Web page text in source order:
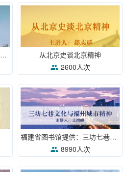
二十世纪上半叶北京文化人的生活
从北京史谈北京精神
2600人次
福建省图书馆提供：三坊七巷文化与福州城市精神
8990人次